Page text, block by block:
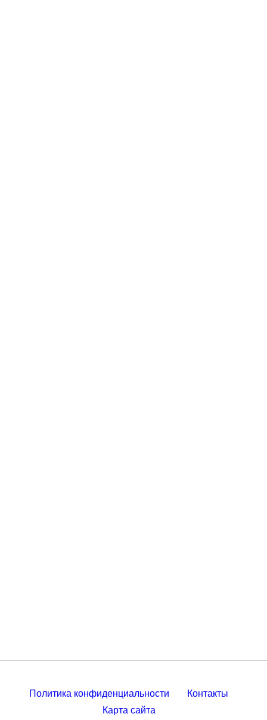
Политика конфиденциальности
Контакты
Карта сайта